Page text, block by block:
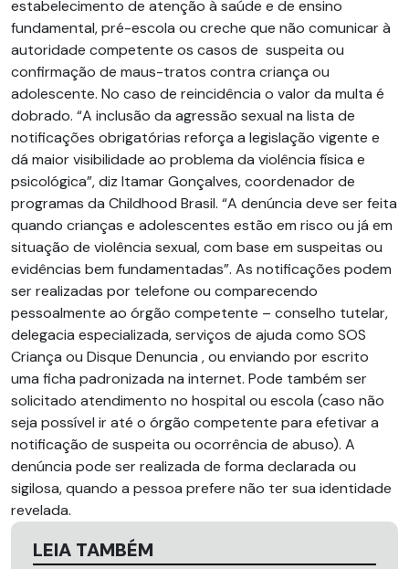
estabelecimento de atenção à saúde e de ensino
fundamental, pré-escola ou creche que não comunicar à
autoridade competente os casos de suspeita ou
confirmação de maus-tratos contra criança ou
adolescente. No caso de reincidência o valor da multa é
dobrado. “A inclusão da agressão sexual na lista de
notificações obrigatórias reforça a legislação vigente e
dá maior visibilidade ao problema da violência física e
psicológica”, diz Itamar Gonçalves, coordenador de
programas da Childhood Brasil. “A denúncia deve ser feita
quando crianças e adolescentes estão em risco ou já em
situação de violência sexual, com base em suspeitas ou
evidências bem fundamentadas”. As notificações podem
ser realizadas por telefone ou comparecendo
pessoalmente ao órgão competente – conselho tutelar,
delegacia especializada, serviços de ajuda como SOS
Criança ou Disque Denuncia , ou enviando por escrito
uma ficha padronizada na internet. Pode também ser
solicitado atendimento no hospital ou escola (caso não
seja possível ir até o órgão competente para efetivar a
notificação de suspeita ou ocorrência de abuso). A
denúncia pode ser realizada de forma declarada ou
sigilosa, quando a pessoa prefere não ter sua identidade
revelada.
LEIA TAMBÉM